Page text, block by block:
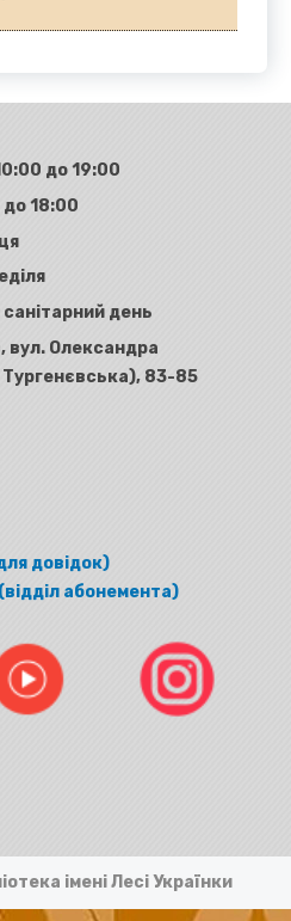
до 19:00
до 18:00
день
вул. Олександра
83-85
довідок)
абонемента)
імені Лесі Українки